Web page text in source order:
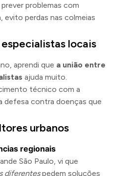
problemas com
evito perdas nas colmeias
locais
aprendi que a união entre
ajuda muito.
técnico com a
defesa contra doenças que
urbanos
regionais
São Paulo, vi que
diferentespedem soluções